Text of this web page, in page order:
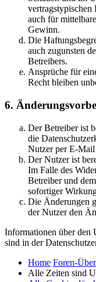
vertragstypischen
auch für
Gewinn.
Die
auch zugunsten
Betreibers.
Ansprüche für
Recht bleiben
6.
Der Betreiber ist
die
Nutzer per E-
Der Nutzer ist
Im Falle des
Betreiber und
sofortiger
Die Änderungen
der Nutzer den
Informationen über den
sind in der
Home Foren-
Alle Zeiten sind